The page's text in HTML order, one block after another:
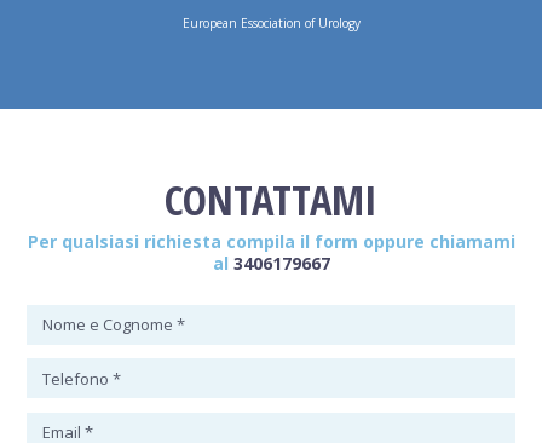
European Essociation of Urology
CONTATTAMI
Per qualsiasi richiesta compila il form oppure chiamami
al 3406179667